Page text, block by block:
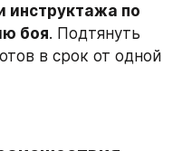
инструктажа по
боя. Подтянуть
в срок от одной